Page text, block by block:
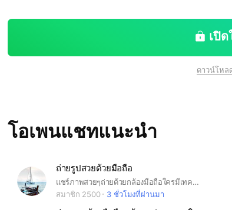
เปิด
ดาวน์โหล
โอเพนแชทแนะนำ
ถ่ายรูปสวยด้วยมือถือ
แชร์ภาพสวยๆถ่ายด้วยกล้องมือถือใครมีเทคนิกดีๆมาแบ่งปันกัน​ มีดีอย่าเก็บไว้คนเดียว😍 #แบ่งปันรูปสวยๆ​ #เทคนิค​ถ่ายรูปด้วยมือถือ​ #แนะนำอุปกรณ์ในการถ่ายรูปด้วยมือถือ #ถ่ายรูป #ธรรมชาติ​ #วิวสวย #คาเฟ่#ถ่ายรูป​
สมาชิก 2500
3 ชั่วโมงที่ผ่านมา